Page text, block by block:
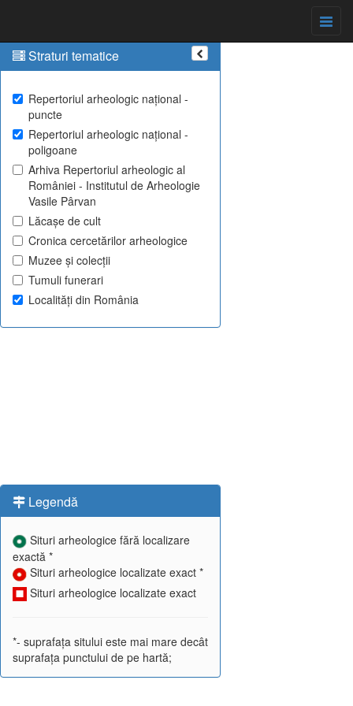
Straturi tematice
Repertoriul arheologic național -
puncte
Repertoriul arheologic național -
poligoane
Arhiva Repertoriul arheologic al
României - Institutul de Arheologie
Vasile Pârvan
Lăcașe de cult
Cronica cercetărilor arheologice
Muzee și colecții
Tumuli funerari
Localități din România
Legendă
Situri arheologice fără localizare
exactă *
Situri arheologice localizate exact *
Situri arheologice localizate exact
*- suprafața sitului este mai mare decât
suprafața punctului de pe hartă;